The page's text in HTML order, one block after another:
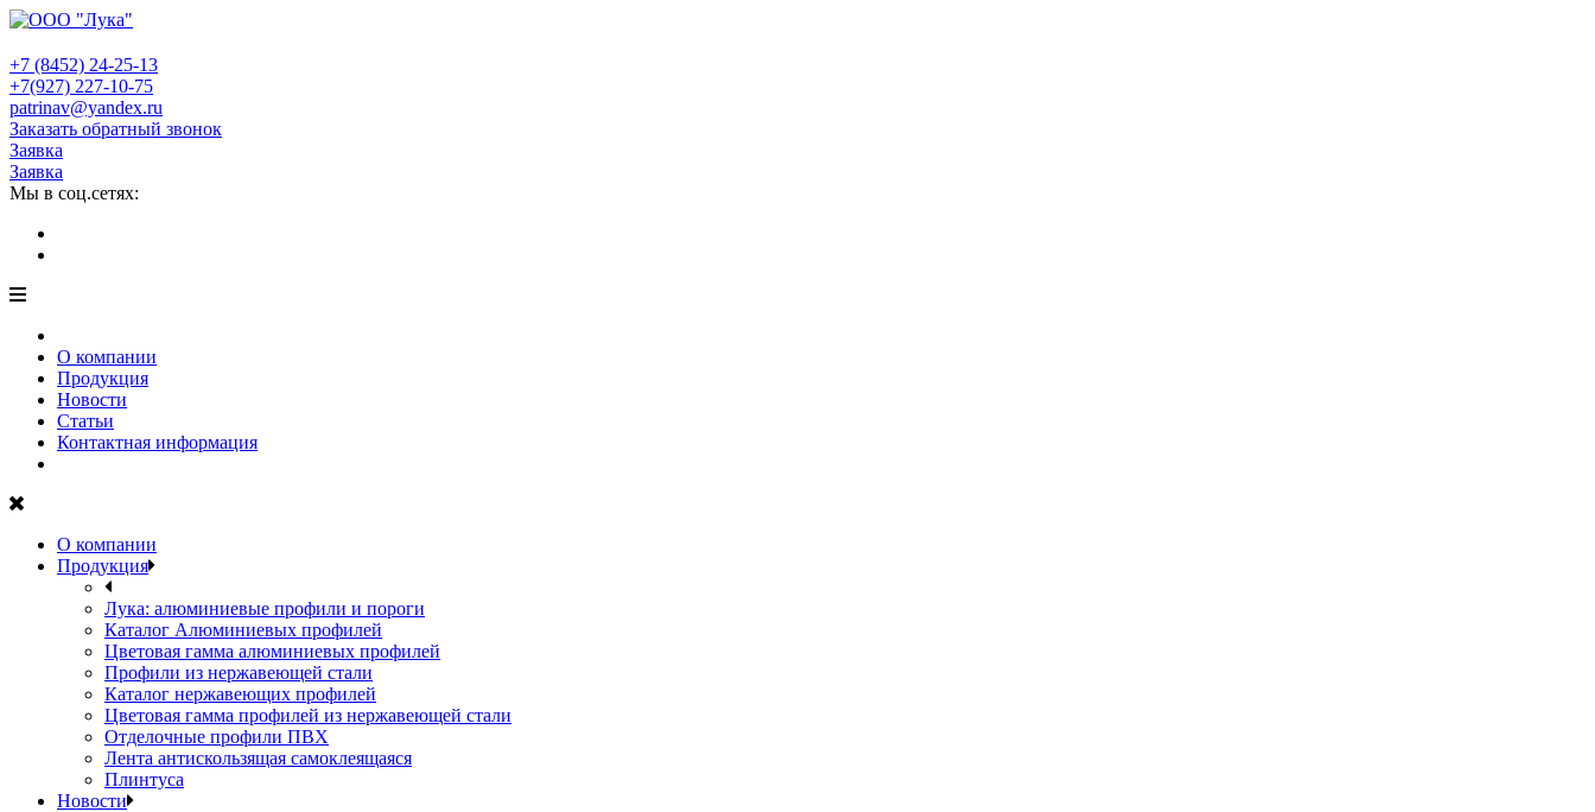
+7 (8452) 24-25-13
+7(927) 227-10-75
patrinav@yandex.ru
Заказать обратный звонок
Заявка
Заявка
Мы в соц.сетях:
О компании
Продукция
Новости
Статьи
Контактная информация
О компании
Продукция
Лука: алюминиевые профили и пороги
Каталог Алюминиевых профилей
Цветовая гамма алюминиевых профилей
Профили из нержавеющей стали
Каталог нержавеющих профилей
Цветовая гамма профилей из нержавеющей стали
Отделочные профили ПВХ
Лента антискользящая самоклеящаяся
Плинтуса
Новости